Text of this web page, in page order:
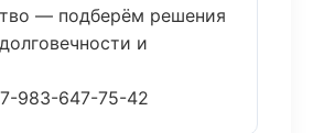
— подберём решения
и
983-647-75-42